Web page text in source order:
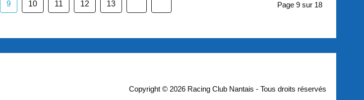
Page 9 sur 18
9 10 11 12 13
Copyright © 2026 Racing Club Nantais - Tous droits réservés